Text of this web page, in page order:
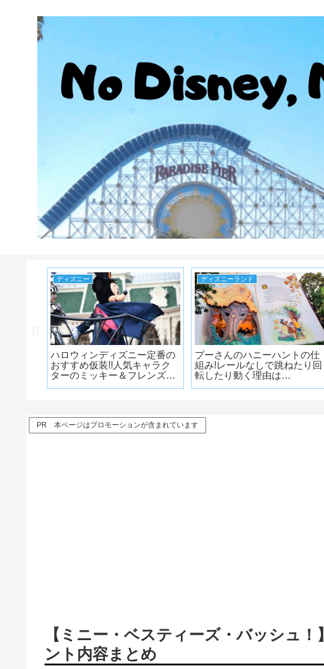
ディズニー
ハロウィンディズニー定番の
おすすめ仮装!!人気キャラク
ターのミッキー＆フレンズの
ディズニーランド
プーさんのハニーハントの仕
組み!レールなしで跳ねたり回
転したり動く理由は…
PR 本ページはプロモーションが含まれています
【ミニー・ベスティーズ・バッシュ
ント内容まとめ